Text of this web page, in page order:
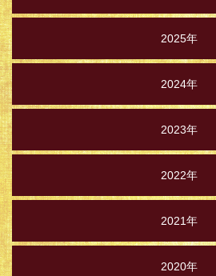
2025年
2024年
2023年
2022年
2021年
2020年